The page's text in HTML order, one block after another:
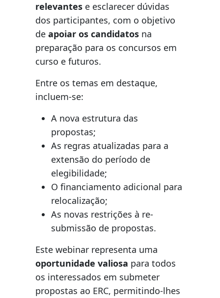
relevantes e esclarecer dúvidas
dos participantes, com o objetivo
de apoiar os candidatos na
preparação para os concursos em
curso e futuros.
Entre os temas em destaque,
incluem-se:
A nova estrutura das
propostas;
As regras atualizadas para a
extensão do período de
elegibilidade;
O financiamento adicional para
relocalização;
As novas restrições à re-
submissão de propostas.
Este webinar representa uma
oportunidade valiosa para todos
os interessados em submeter
propostas ao ERC, permitindo-lhes